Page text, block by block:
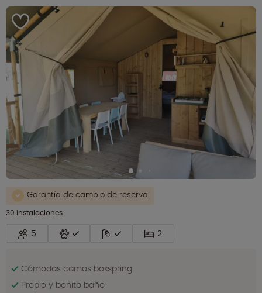
Garantía de cambio de reserva
30 instalaciones
5 2
Cómodas camas boxspring
Propio y bonito baño